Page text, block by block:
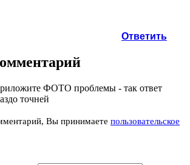
Ответить
ФОТО проблемы - так ответ
точней
Вы принимаете пользовательское